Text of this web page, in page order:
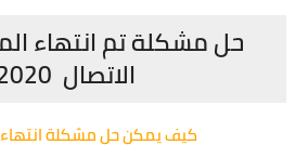
حل مشكلة تم انتهاء
الاتصال 2020
كيف يمكن حل مشكلة